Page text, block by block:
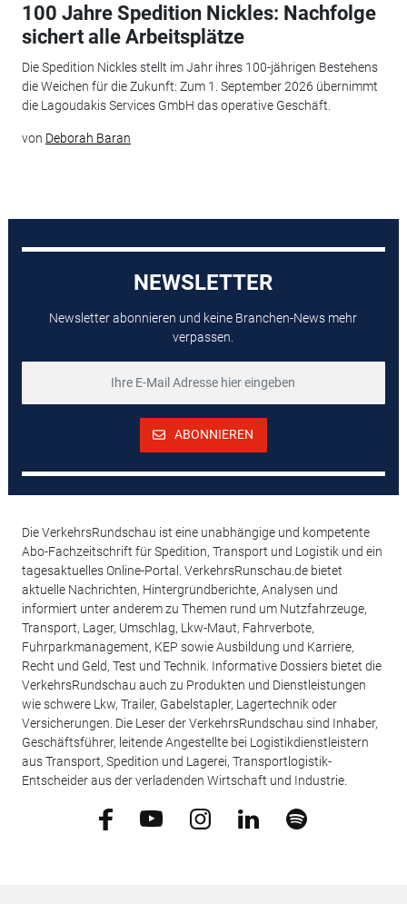
100 Jahre Spedition Nickles: Nachfolge
sichert alle Arbeitsplätze
Die Spedition Nickles stellt im Jahr ihres 100-jährigen Bestehens
die Weichen für die Zukunft: Zum 1. September 2026 übernimmt
die Lagoudakis Services GmbH das operative Geschäft.
von Deborah Baran
NEWSLETTER
Newsletter abonnieren und keine Branchen-News mehr
verpassen.
ABONNIEREN
Die VerkehrsRundschau ist eine unabhängige und kompetente
Abo-Fachzeitschrift für Spedition, Transport und Logistik und ein
tagesaktuelles Online-Portal. VerkehrsRunschau.de bietet
aktuelle Nachrichten, Hintergrundberichte, Analysen und
informiert unter anderem zu Themen rund um Nutzfahrzeuge,
Transport, Lager, Umschlag, Lkw-Maut, Fahrverbote,
Fuhrparkmanagement, KEP sowie Ausbildung und Karriere,
Recht und Geld, Test und Technik. Informative Dossiers bietet die
VerkehrsRundschau auch zu Produkten und Dienstleistungen
wie schwere Lkw, Trailer, Gabelstapler, Lagertechnik oder
Versicherungen. Die Leser der VerkehrsRundschau sind Inhaber,
Geschäftsführer, leitende Angestellte bei Logistikdienstleistern
aus Transport, Spedition und Lagerei, Transportlogistik-
Entscheider aus der verladenden Wirtschaft und Industrie.